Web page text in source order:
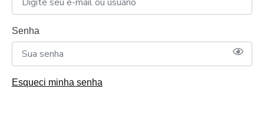
Senha
Esqueci minha senha